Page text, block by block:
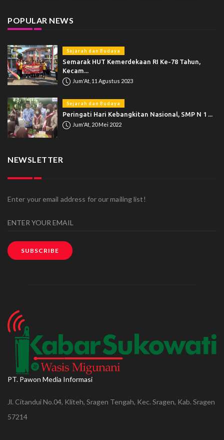
POPULAR NEWS
Sejarah dan Budaya
Semarak HUT Kemerdekaan RI Ke-78 Tahun,
Kecam...
Jum'At, 11 Agustus 2023
Sejarah dan Budaya
Peringati Hari Kebangkitan Nasional, SMP N 1 ...
Jum'At, 20 Mei 2022
NEWSLETTER
Enter your email address for our mailing list!
SUBSCRIBE
PT. Pawon Media Informasi
Jl. Citandui No.04, Kliteh, Sragen Tengah, Kec. Sragen, Kab. Sragen
57214